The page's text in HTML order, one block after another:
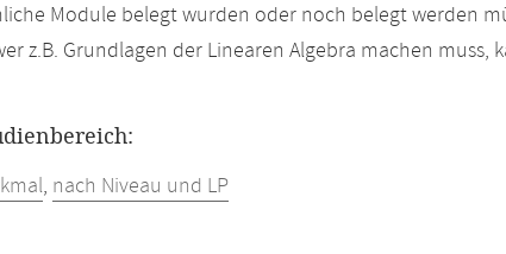
Module belegt wurden oder noch belegt werden
z.B. Grundlagen der Linearen Algebra machen muss,
, nach Niveau und LP